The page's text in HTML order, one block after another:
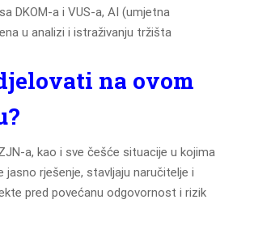
DKOM-a i VUS-a, AI (umjetna
u analizi i istraživanju tržišta
na ovom
a, kao i sve češće situacije u kojima
jasno rješenje, stavljaju naručitelje i
pred povećanu odgovornost i rizik